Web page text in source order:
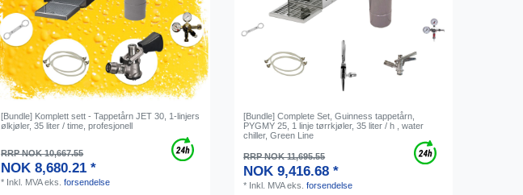
[Bundle] Komplett sett - Tappetårn JET 30, 1-linjers
ølkjøler, 35 liter / time, profesjonell
RRP NOK 10,667.55
NOK 8,680.21 *
* Inkl. MVAeks.forsendelse
[Bundle] Complete Set, Guinness tappetårn,
PYGMY 25, 1 linje tørrkjøler, 35 liter / h , water
chiller, Green Line
RRP NOK 11,695.55
NOK 9,416.68 *
* Inkl. MVAeks.forsendelse